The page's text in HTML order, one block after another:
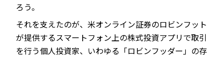
ろう。
それを支えたのが、米オンライン証券のロビンフット
が提供するスマートフォン上の株式投資アプリで取引
を行う個人投資家、いわゆる「ロビンフッダー」の存